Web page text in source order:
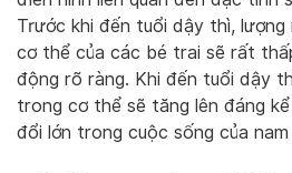
Trước khi đến tuổi dậy thì,
cơ thể của các bé trai sẽ rất
động rõ ràng. Khi đến tuổi dậy
trong cơ thể sẽ tăng lên đáng
đổi lớn trong cuộc sống của